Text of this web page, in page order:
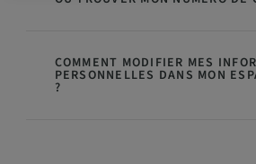
COMMENT MODIFIER MES
PERSONNELLES DANS MON
?